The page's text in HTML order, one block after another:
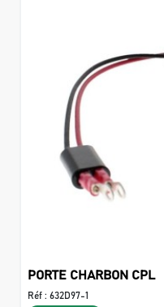
PORTE CHARBON CPL
Réf : 632D97-1